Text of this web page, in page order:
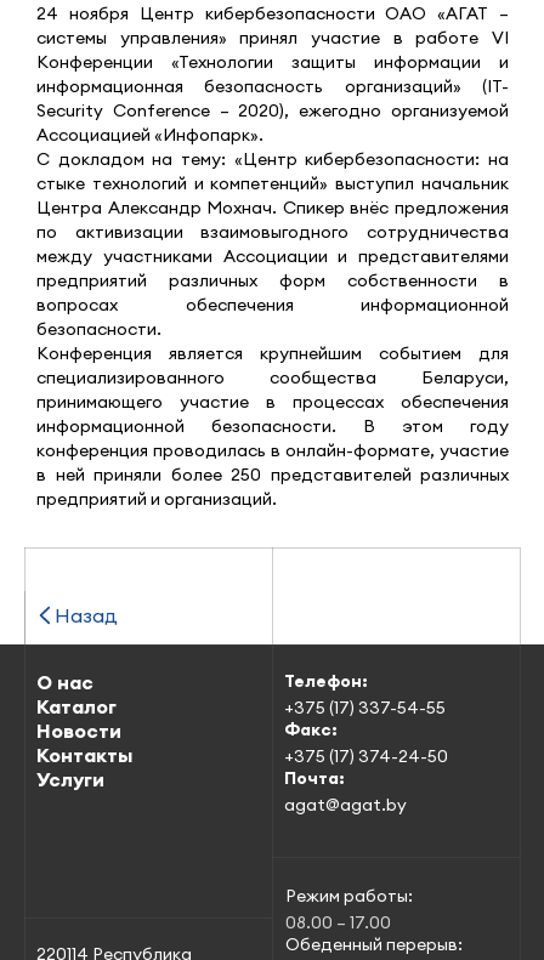
24 ноября Центр кибербезопасности ОАО «АГАТ –
системы управления» принял участие в работе VI
Конференции «Технологии защиты информации и
информационная безопасность организаций» (IT-
Security Conference – 2020), ежегодно организуемой
Ассоциацией «Инфопарк».
С докладом на тему: «Центр кибербезопасности: на
стыке технологий и компетенций» выступил начальник
Центра Александр Мохнач. Спикер внёс предложения
по активизации взаимовыгодного сотрудничества
между участниками Ассоциации и представителями
предприятий различных форм собственности в
вопросах обеспечения информационной
безопасности.
Конференция является крупнейшим событием для
специализированного сообщества Беларуси,
принимающего участие в процессах обеспечения
информационной безопасности. В этом году
конференция проводилась в онлайн-формате, участие
в ней приняли более 250 представителей различных
предприятий и организаций.
Назад
О нас
Каталог
Новости
Контакты
Услуги
Режим работы:
08.00 – 17.00
Обеденный перерыв:
Телефон:
+375 (17) 337-54-55
Факс:
+375 (17) 374-24-50
Почта:
agat@agat.by
220114 Республика